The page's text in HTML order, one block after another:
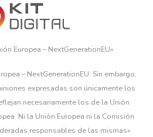
Europea – NextGenerationEU»
– NextGenerationEU. Sin embargo,
expresadas son únicamente los
necesariamente los de la Unión
Ni la Unión Europea ni la Comisión
responsables de las mismas»